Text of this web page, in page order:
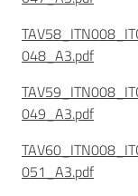
048_A3.pdf
049_A3.pdf
051_A3.pdf